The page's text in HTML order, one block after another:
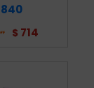
840
$ 714